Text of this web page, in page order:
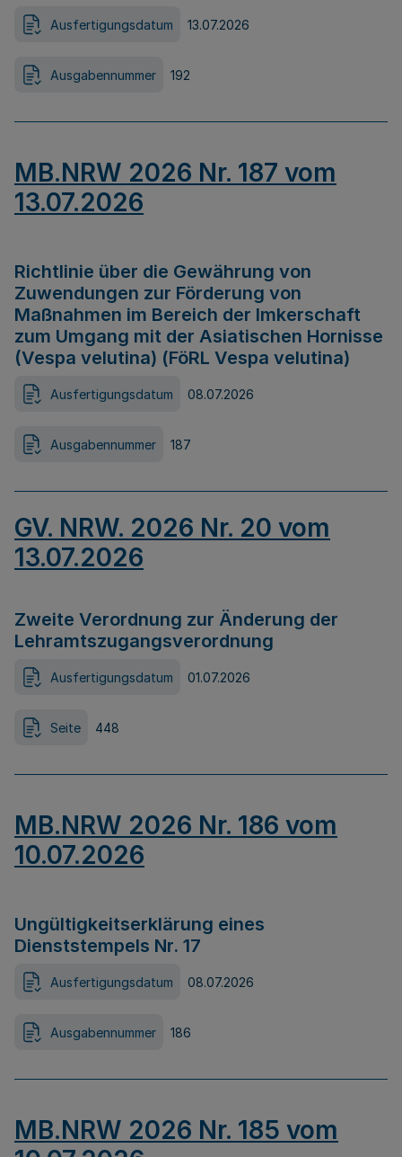
Ausfertigungsdatum 13.07.2026
Ausgabennummer 192
MB.NRW 2026 Nr. 187 vom
13.07.2026
Richtlinie über die Gewährung von
Zuwendungen zur Förderung von
Maßnahmen im Bereich der Imkerschaft
zum Umgang mit der Asiatischen Hornisse
(Vespa velutina) (FöRL Vespa velutina)
Ausfertigungsdatum 08.07.2026
Ausgabennummer 187
GV. NRW. 2026 Nr. 20 vom
13.07.2026
Zweite Verordnung zur Änderung der
Lehramtszugangsverordnung
Ausfertigungsdatum 01.07.2026
Seite 448
MB.NRW 2026 Nr. 186 vom
10.07.2026
Ungültigkeitserklärung eines
Dienststempels Nr. 17
Ausfertigungsdatum 08.07.2026
Ausgabennummer 186
MB.NRW 2026 Nr. 185 vom